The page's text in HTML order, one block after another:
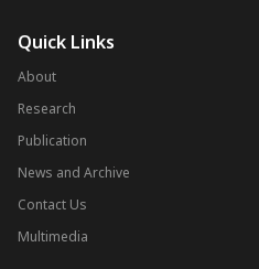
Quick Links
About
Research
Publication
News and Archive
Contact Us
Multimedia